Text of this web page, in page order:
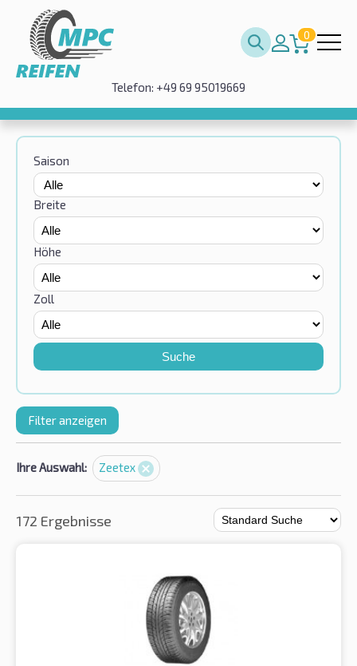
0
Telefon: +49 69 95019669
Saison
Breite
Höhe
Zoll
Suche
Filter anzeigen
Ihre Auswahl: Zeetex
172 Ergebnisse